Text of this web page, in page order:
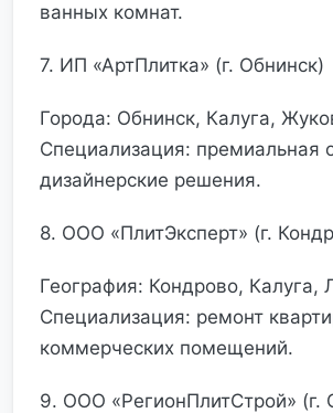
ванных комнат.
7. ИП «АртПлитка» (г. Обнинск)
Города: Обнинск, Калуга,
Специализация: премиальная
дизайнерские решения.
8. ООО «ПлитЭксперт» (г.
География: Кондрово, Калуга,
Специализация: ремонт
коммерческих помещений.
9. ООО «РегионПлитСтрой» (г.